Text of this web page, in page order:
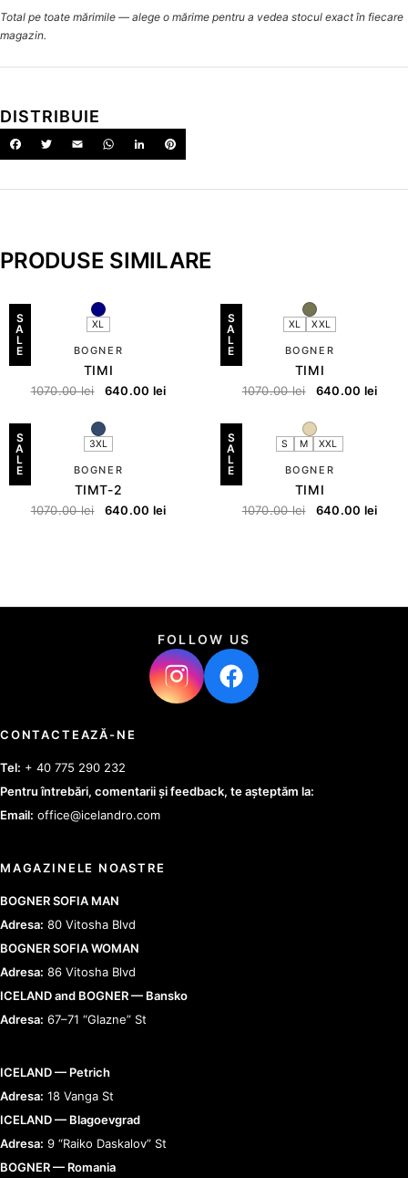
Total pe toate mărimile — alege o mărime pentru a vedea stocul exact în fiecare
magazin.
DISTRIBUIE
PRODUSE SIMILARE
S
A
L
E
XL
BOGNER
TIMI
1070.00lei 640.00 lei
S
A
L
E
XL XXL
BOGNER
TIMI
1070.00lei 640.00 lei
S
A
L
E
3XL
BOGNER
TIMT-2
1070.00lei 640.00 lei
S
A
L
E
S M XXL
BOGNER
TIMI
1070.00lei 640.00 lei
FOLLOW US
CONTACTEAZĂ-NE
Tel: + 40 775 290 232
Pentru întrebări, comentarii și feedback, te așteptăm la:
Email: office@icelandro.com
MAGAZINELE NOASTRE
BOGNER SOFIA MAN
Adresa: 80 Vitosha Blvd
BOGNER SOFIA WOMAN
Adresa: 86 Vitosha Blvd
ICELAND and BOGNER — Bansko
Adresa: 67–71 “Glazne” St
ICELAND — Petrich
Adresa: 18 Vanga St
ICELAND — Blagoevgrad
Adresa: 9 “Raiko Daskalov” St
BOGNER — Romania